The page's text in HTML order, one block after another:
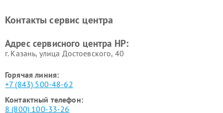
Контакты сервис центра
Адрес сервисного центра HP:
г. Казань, улица Достоевского, 40
Горячая линия:
+7 (843) 500-48-62
Контактный телефон:
8 (800) 100-33-26